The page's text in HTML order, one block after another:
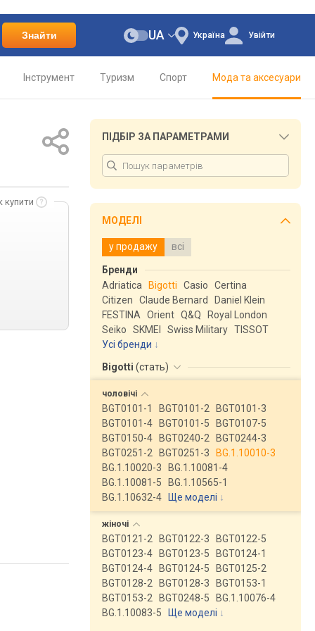
Знайти Україна
UA Увійти
Інструмент Туризм Спорт Мода та аксесуари
купити
ПІДБІР ЗА ПАРАМЕТРАМИ
МОДЕЛІ
у продажу всі
Бренди
Adriatica
Bigotti Casio
Certina
Citizen
Claude Bernard
Daniel Klein
FESTINA
Orient Q&Q
Royal London
Seiko
SKMEI Swiss Military TISSOT
Усі бренди
Bigotti (стать)
чоловічі
BGT0101-1 BGT0101-2
BGT0101-3
BGT0101-4
BGT0101-5
BGT0107-5
BGT0150-4
BGT0240-2
BGT0244-3
BGT0251-2
BGT0251-3
BG.1.10010-3
BG.1.10020-3
BG.1.10081-4
BG.1.10081-5
BG.1.10565-1
BG.1.10632-4
Ще моделі ↓
жіночі
BGT0121-2 BGT0122-3
BGT0122-5
BGT0123-4
BGT0123-5
BGT0124-1
BGT0124-4
BGT0124-5
BGT0125-2
BGT0128-2
BGT0128-3
BGT0153-1
BGT0153-2
BGT0248-5
BG.1.10076-4
BG.1.10083-5
Ще моделі ↓